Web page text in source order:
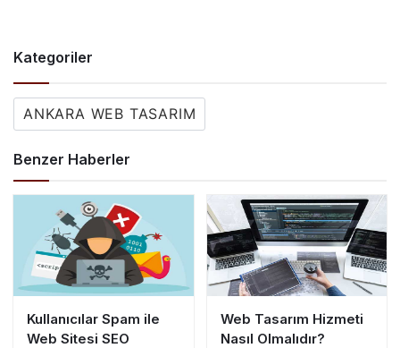
Kategoriler
ANKARA WEB TASARIM
Benzer Haberler
Kullanıcılar Spam ile
Web Sitesi SEO
Web Tasarım Hizmeti
Nasıl Olmalıdır?